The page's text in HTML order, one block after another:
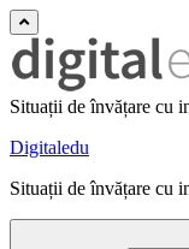
Situații de învățare cu
Digitaledu
Situații de învățare cu